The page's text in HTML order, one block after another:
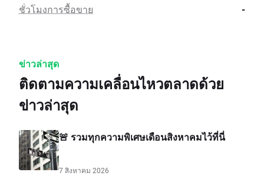
ชั่วโมงการซื้อขาย -
ข่าวล่าสุด
ติดตามความเคลื่อนไหวตลาดด้วย
ข่าวล่าสุด
🚨 รวมทุกความพิเศษเดือนสิงหาคมไว้ที่นี่
7 สิงหาคม 2026